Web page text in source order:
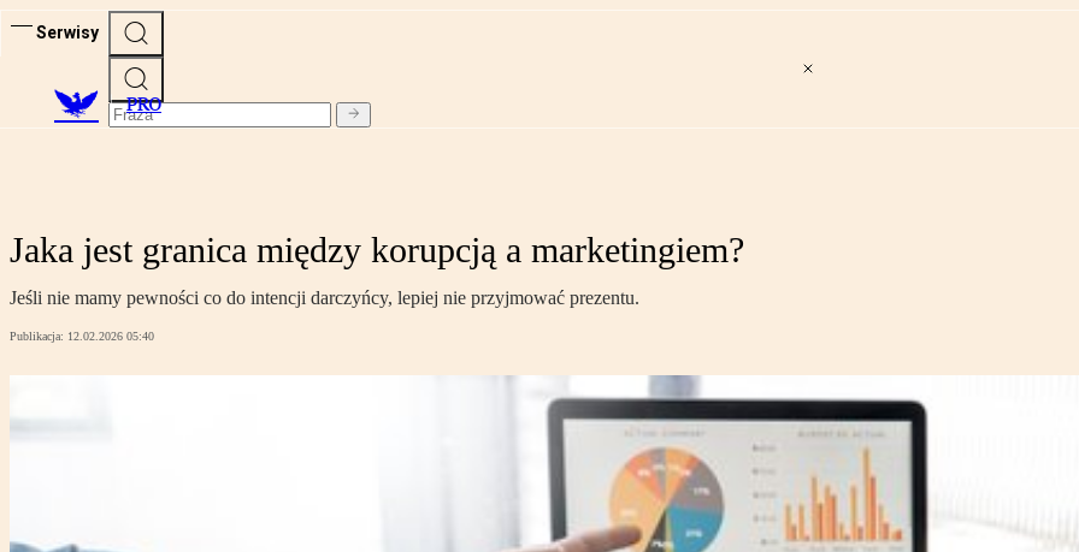
Serwisy
PRO
Jaka jest granica między korupcją a marketingiem?
Jeśli nie mamy pewności co do intencji darczyńcy, lepiej nie przyjmować prezentu.
Publikacja: 12.02.2026 05:40